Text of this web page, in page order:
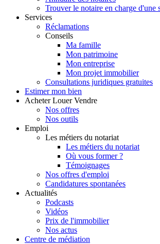
Trouver le notaire en charge d'une
Services
Réclamations
Conseils
Ma famille
Mon patrimoine
Mon entreprise
Mon projet immobilier
Consultations juridiques gratuites
Estimer mon bien
Acheter Louer Vendre
Nos offres
Nos outils
Emploi
Les métiers du notariat
Les métiers du notariat
Où vous former ?
Témoignages
Nos offres d'emploi
Candidatures spontanées
Actualités
Podcasts
Vidéos
Prix de l'immobilier
Nos actus
Centre de médiation